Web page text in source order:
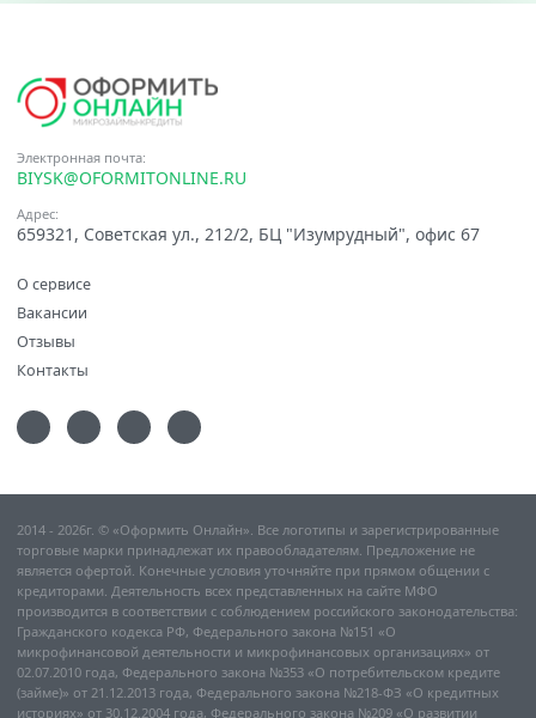
Электронная почта:
BIYSK@OFORMITONLINE.RU
Адрес:
659321, Советская ул., 212/2, БЦ "Изумрудный", офис 67
О сервисе
Вакансии
Отзывы
Контакты
2014 - 2026г. © «Оформить Онлайн». Все логотипы и зарегистрированные
торговые марки принадлежат их правообладателям. Предложение не
является офертой. Конечные условия уточняйте при прямом общении с
кредиторами. Деятельность всех представленных на сайте МФО
производится в соответствии с соблюдением российского законодательства:
Гражданского кодекса РФ, Федерального закона №151 «О
микрофинансовой деятельности и микрофинансовых организациях» от
02.07.2010 года, Федерального закона №353 «О потребительском кредите
(займе)» от 21.12.2013 года, Федерального закона №218-ФЗ «О кредитных
историях» от 30.12.2004 года, Федерального закона №209 «О развитии